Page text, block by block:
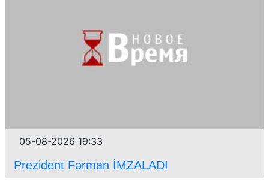
05-08-2026 19:33
Prezident Fərman İMZALADI